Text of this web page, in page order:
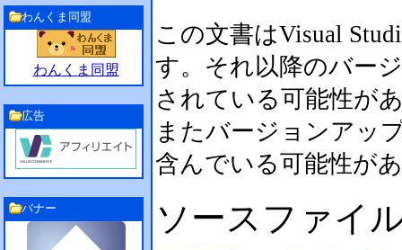
この文書はVisual
す。それ以降のバー
されている可能性が
またバージョンアッ
含んでいる可能性が
ソースファイ
わんくま同盟
わんくま同盟
広告
バナー